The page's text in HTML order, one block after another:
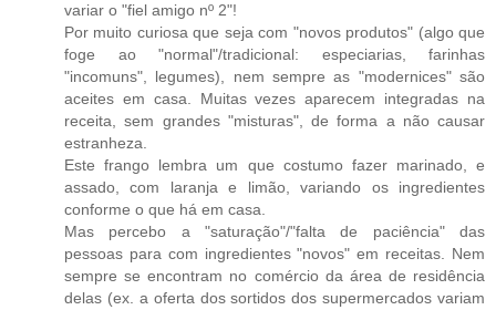
variar o "fiel amigo nº 2"!
Por muito curiosa que seja com "novos produtos" (algo que
foge ao "normal"/tradicional: especiarias, farinhas
"incomuns", legumes), nem sempre as "modernices" são
aceites em casa. Muitas vezes aparecem integradas na
receita, sem grandes "misturas", de forma a não causar
estranheza.
Este frango lembra um que costumo fazer marinado, e
assado, com laranja e limão, variando os ingredientes
conforme o que há em casa.
Mas percebo a "saturação"/"falta de paciência" das
pessoas para com ingredientes "novos" em receitas. Nem
sempre se encontram no comércio da área de residência
delas (ex. a oferta dos sortidos dos supermercados variam